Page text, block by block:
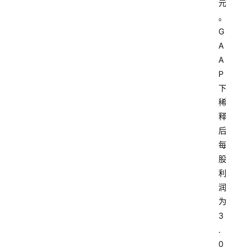
元
。
G
A
A
P
下
稀
释
后
每
股
利
润
为
3
.
0